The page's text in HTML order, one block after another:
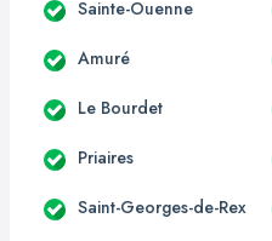
Sainte-Ouenne
Amuré
Le Bourdet
Priaires
Saint-Georges-de-Rex